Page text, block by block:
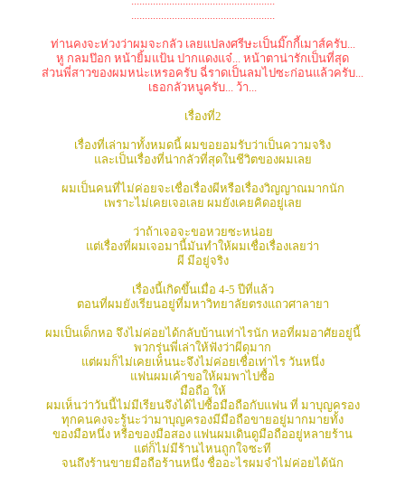
.....................................................
ท่านคงจะห่วงว่าผมจะกลัว เลยแปลงศรีษะเป็นมิ๊กกี้เมาส์ครับ...
หู กลมป๊อก หน้ายิ้มแป้น ปากแดงแจ๋... หน้าตาน่ารักเป็นที่สุด
ส่วนพี่สาวของผมหน่ะเหรอครับ ฉี่ราดเป็นลมไปซะก่อนแล้วครับ...
เธอกลัวหนูครับ... ว้า...
เรื่องที่2
เรื่องที่เล่ามาทั้งหมดนี้ ผมขอยอมรับว่าเป็นความจริง
และเป็นเรื่องที่น่ากลัวที่สุดในชีวิตของผมเลย
ผมเป็นคนที่ไม่ค่อยจะเชื่อเรื่องผีหรือเรื่องวิญญาณมากนัก
เพราะไม่เคยเจอเลย ผมยังเคยคิดอยู่เลย
ว่าถ้าเจอจะขอหวยซะหน่อย
แต่เรื่องที่ผมเจอมานี้มันทำให้ผมเชื่อเรื่องเลยว่า
ผี มีอยู่จริง
เรื่องนี้เกิดขึ้นเมื่อ 4-5 ปีที่แล้ว
ตอนที่ผมยังเรียนอยู่ที่มหาวิทยาลัยตรงแถวศาลายา
ผมเป็นเด็กหอ จึงไม่ค่อยได้กลับบ้านเท่าไรนัก หอที่ผมอาศัยอยู่นี้
พวกรุ่นพี่เล่าให้ฟังว่าผีดุมาก
แต่ผมก็ไม่เคยเห็นนะจึงไม่ค่อยเชื่อเท่าไร วันหนึ่ง
แฟนผมเค้าขอให้ผมพาไปซื้อ
มือถือ ให้
ผมเห็นว่าวันนี้ไม่มีเรียนจึงได้ไปซื้อมือถือกับแฟน ที่ มาบุญครอง
ทุกคนคงจะรู้นะว่ามาบุญครองมีมือถือขายอยู่มากมายทั้ง
ของมือหนึ่ง หรือของมือสอง แฟนผมเดินดูมือถืออยู่หลายร้าน
แต่ก็ไม่มีร้านไหนถูกใจซะที
จนถึงร้านขายมือถือร้านหนึ่ง ชื่ออะไรผมจำไม่ค่อยได้นัก